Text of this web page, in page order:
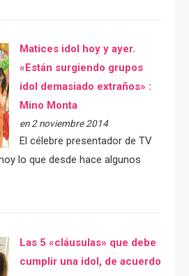
Matices idol hoy y ayer.
«Están surgiendo grupos
idol demasiado extraños» :
Mino Monta
en 2 noviembre 2014
El célebre presentador de TV
lo que desde hace algunos
Las 5 «cláusulas» que debe
cumplir una idol, de acuerdo